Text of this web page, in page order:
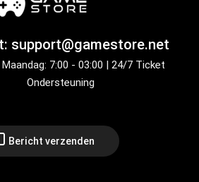
support@gamestore.net
7:00 - 03:00 | 24/7 Ticket
Ondersteuning
Bericht verzenden